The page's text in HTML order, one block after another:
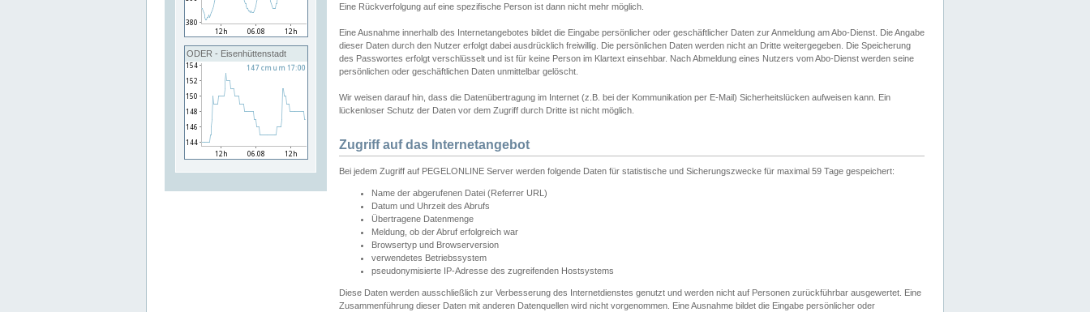
ODER - Eisenhüttenstadt
Eine Rückverfolgung auf eine spezifische Person ist dann nicht mehr möglich.
Eine Ausnahme innerhalb des Internetangebotes bildet die Eingabe persönlicher oder geschäftlicher Daten zur Anmeldung am Abo-Dienst. Die Angabe
dieser Daten durch den Nutzer erfolgt dabei ausdrücklich freiwillig. Die persönlichen Daten werden nicht an Dritte weitergegeben. Die Speicherung
des Passwortes erfolgt verschlüsselt und ist für keine Person im Klartext einsehbar. Nach Abmeldung eines Nutzers vom Abo-Dienst werden seine
persönlichen oder geschäftlichen Daten unmittelbar gelöscht.
Wir weisen darauf hin, dass die Datenübertragung im Internet (z.B. bei der Kommunikation per E-Mail) Sicherheitslücken aufweisen kann. Ein
lückenloser Schutz der Daten vor dem Zugriff durch Dritte ist nicht möglich.
Zugriff auf das Internetangebot
Bei jedem Zugriff auf PEGELONLINE Server werden folgende Daten für statistische und Sicherungszwecke für maximal 59 Tage gespeichert:
Name der abgerufenen Datei (Referrer URL)
Datum und Uhrzeit des Abrufs
Übertragene Datenmenge
Meldung, ob der Abruf erfolgreich war
Browsertyp und Browserversion
verwendetes Betriebssystem
pseudonymisierte IP-Adresse des zugreifenden Hostsystems
Diese Daten werden ausschließlich zur Verbesserung des Internetdienstes genutzt und werden nicht auf Personen zurückführbar ausgewertet. Eine
Zusammenführung dieser Daten mit anderen Datenquellen wird nicht vorgenommen. Eine Ausnahme bildet die Eingabe persönlicher oder